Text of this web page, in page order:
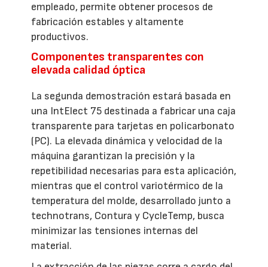
empleado, permite obtener procesos de
fabricación estables y altamente
productivos.
Componentes transparentes con
elevada calidad óptica
La segunda demostración estará basada en
una IntElect 75 destinada a fabricar una caja
transparente para tarjetas en policarbonato
(PC). La elevada dinámica y velocidad de la
máquina garantizan la precisión y la
repetibilidad necesarias para esta aplicación,
mientras que el control variotérmico de la
temperatura del molde, desarrollado junto a
technotrans, Contura y CycleTemp, busca
minimizar las tensiones internas del
material.